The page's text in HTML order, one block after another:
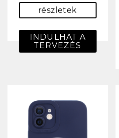
részletek
INDULHAT A
TERVEZÉS